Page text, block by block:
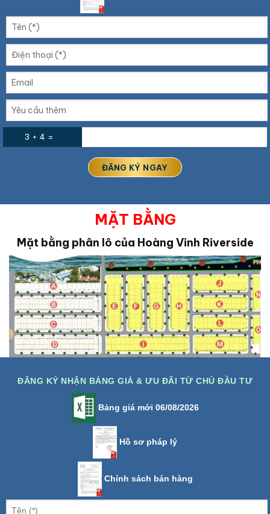
3 + 4 =
MẶT BẰNG
Mặt bằng phân lô của Hoàng Vinh Riverside
ĐĂNG KÝ NHẬN BẢNG GIÁ & ƯU ĐÃI TỪ CHỦ ĐẦU TƯ
Bảng giá mới 06/08/2026
Hồ sơ pháp lý
Chính sách bán hàng